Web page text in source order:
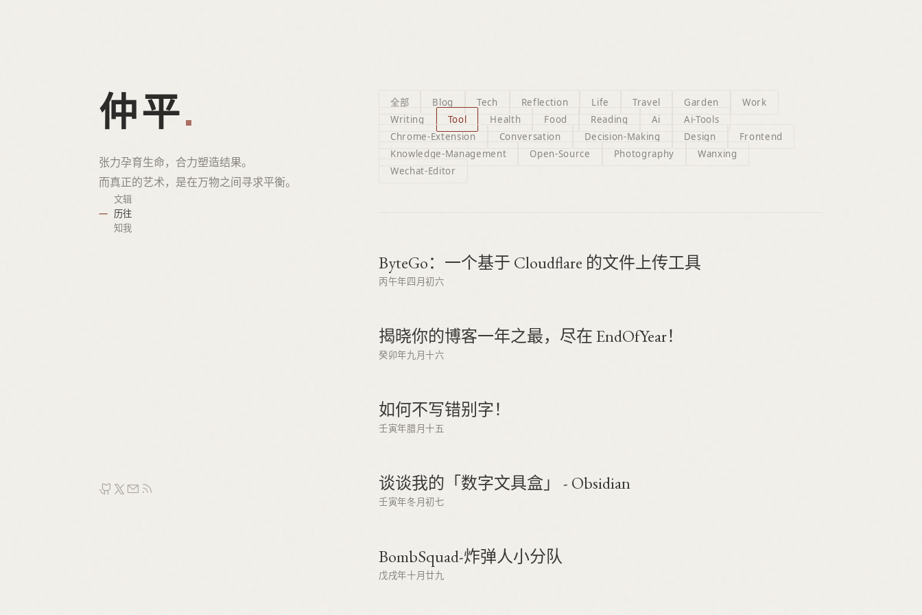
仲平
张力孕育生命，合力塑造结果。
而真正的艺术，是在万物之间寻求平衡。
文辑
历往
知我
全部 Blog Tech Reflection Life Travel Garden
Work
Writing
Tool Health Food Reading Ai
Ai-Tools
Chrome-Extension
Conversation Decision-Making Design
Frontend
Knowledge-Management
Open-Source Photography
Wanxing
Wechat-Editor
ByteGo：一个基于 Cloudflare 的文件上传工具
丙午年四月初六
揭晓你的博客一年之最，尽在 EndOfYear！
癸卯年九月十六
如何不写错别字！
壬寅年腊月十五
谈谈我的「数字文具盒」 - Obsidian
壬寅年冬月初七
BombSquad-炸弹人小分队
戊戌年十月廿九